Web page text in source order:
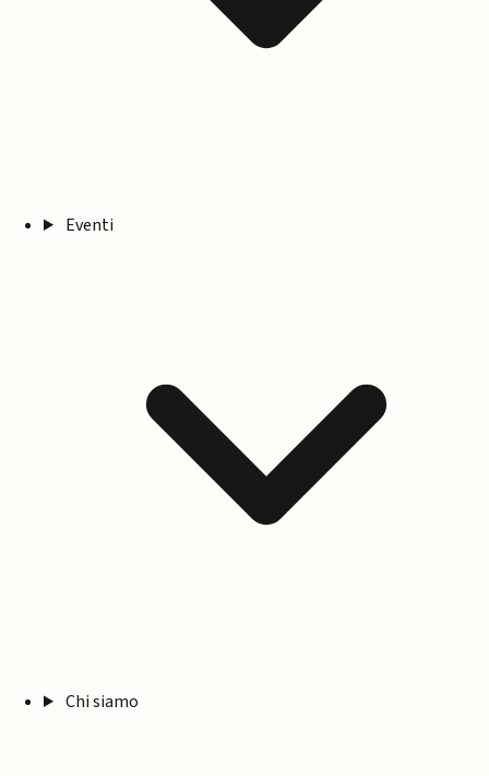
Eventi
Chi siamo